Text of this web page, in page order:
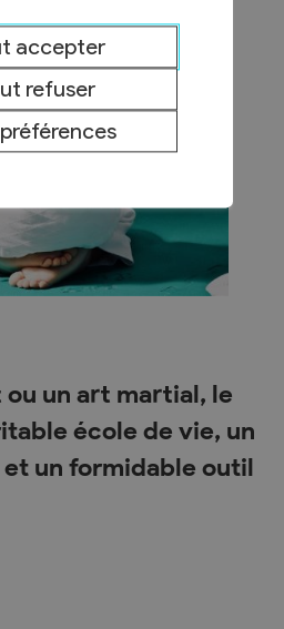
un art martial, le
école de vie, un
un formidable outil
accepter
refuser